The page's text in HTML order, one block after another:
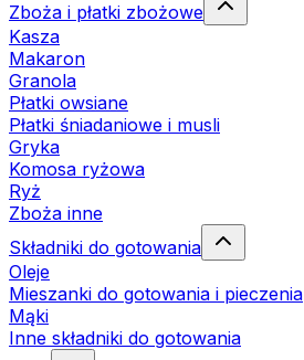
Zboża i płatki zbożowe
Kasza
Makaron
Granola
Płatki owsiane
Płatki śniadaniowe i musli
Gryka
Komosa ryżowa
Ryż
Zboża inne
Składniki do gotowania
Oleje
Mieszanki do gotowania i pieczenia
Mąki
Inne składniki do gotowania